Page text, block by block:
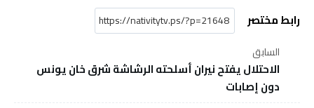
رابط مختصر
السابق
الاحتلال يفتح نيران أسلحته الرشاشة شرق خان يونس
دون إصابات